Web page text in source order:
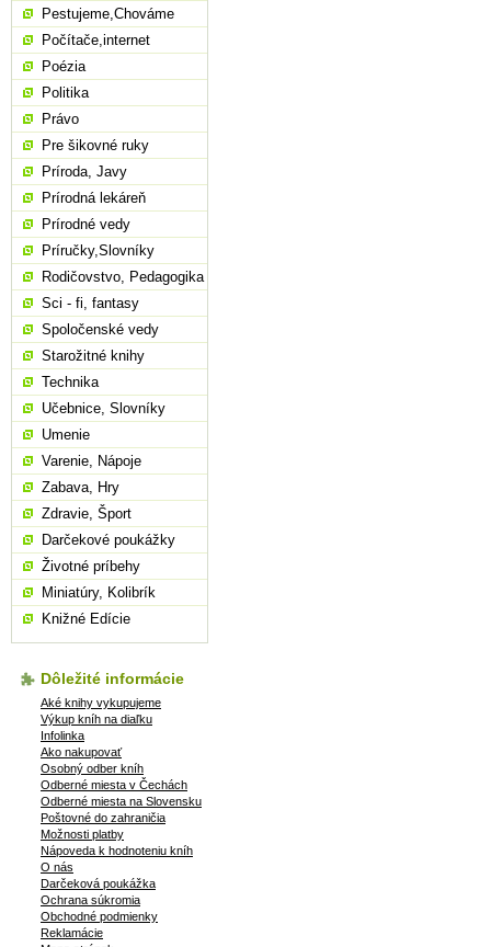
Pestujeme,Chováme
Počítače,internet
Poézia
Politika
Právo
Pre šikovné ruky
Príroda, Javy
Prírodná lekáreň
Prírodné vedy
Príručky,Slovníky
Rodičovstvo, Pedagogika
Sci - fi, fantasy
Spoločenské vedy
Starožitné knihy
Technika
Učebnice, Slovníky
Umenie
Varenie, Nápoje
Zabava, Hry
Zdravie, Šport
Darčekové poukážky
Životné príbehy
Miniatúry, Kolibrík
Knižné Edície
Dôležité informácie
Aké knihy vykupujeme
Výkup kníh na diaľku
Infolinka
Ako nakupovať
Osobný odber kníh
Odberné miesta v Čechách
Odberné miesta na Slovensku
Poštovné do zahraničia
Možnosti platby
Nápoveda k hodnoteniu kníh
O nás
Darčeková poukážka
Ochrana súkromia
Obchodné podmienky
Reklamácie